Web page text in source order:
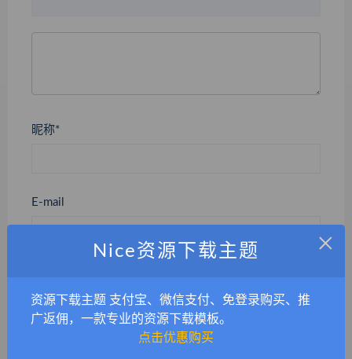
昵称*
E-mail
网站
×
Nice资源下载主题
资源下载主题 支付宝、微信支付、免登录购买、推
广返佣，一款专业的资源下载模板。
点击优惠购买